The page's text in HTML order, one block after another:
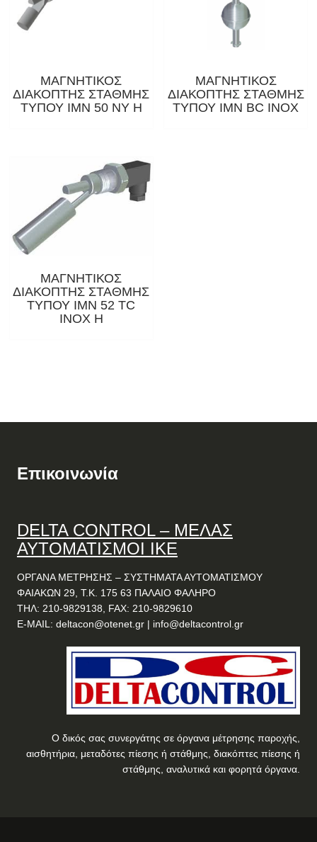
ΜΑΓΝΗΤΙΚΟΣ
ΔΙΑΚΟΠΤΗΣ ΣΤΑΘΜΗΣ
ΤΥΠΟΥ IMN 50 NY H
ΜΑΓΝΗΤΙΚΟΣ
ΔΙΑΚΟΠΤΗΣ ΣΤΑΘΜΗΣ
ΤΥΠΟΥ IMN BC INOX
ΜΑΓΝΗΤΙΚΟΣ
ΔΙΑΚΟΠΤΗΣ ΣΤΑΘΜΗΣ
ΤΥΠΟΥ ΙΜΝ 52 TC
ΙΝΟΧ Η
Επικοινωνία
DELTA CONTROL– ΜΕΛΑΣ
ΑΥΤΟΜΑΤΙΣΜΟΙ ΙΚΕ
ΟΡΓΑΝΑ ΜΕΤΡΗΣΗΣ – ΣΥΣΤΗΜΑΤΑ ΑΥΤΟΜΑΤΙΣΜΟΥ
ΦΑΙΑΚΩΝ 29, Τ.Κ. 175 63 ΠΑΛΑΙΟ ΦΑΛΗΡΟ
ΤΗΛ: 210-9829138, FAX: 210-9829610
E-MAIL: deltacon@otenet.gr| info@deltacontrol.gr
Ο δικός σας συνεργάτης σε όργανα μέτρησης παροχής,
αισθητήρια, μεταδότες πίεσης ή στάθμης, διακόπτες πίεσης ή
στάθμης, αναλυτικά και φορητά όργανα.